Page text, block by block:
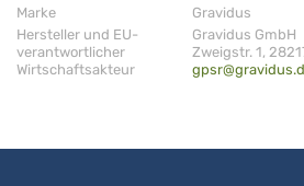
Marke
Gravidus
Hersteller und EU-
verantwortlicher
Wirtschaftsakteur
Gravidus GmbH
Zweigstr. 1,